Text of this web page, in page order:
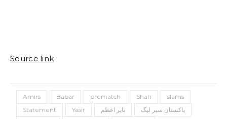
Source link
Amirs Babar prematch Shah
slams
Statement
Yasir بابر اعظم پاکستان سپر لیگ